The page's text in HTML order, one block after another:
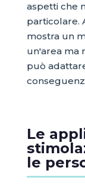
aspetti che
particolare.
mostra un
un'area ma
può
Le
le